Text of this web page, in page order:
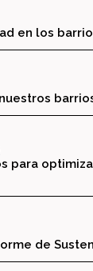
en los
para
de